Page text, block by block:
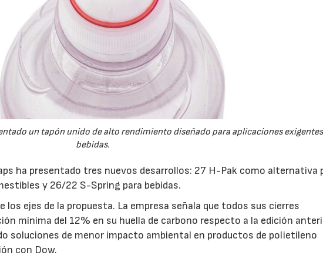
un tapón unido de alto rendimiento diseñado para aplicaciones
bebidas.
ha presentado tres nuevos desarrollos: 27 H-Pak como alternativa
y 26/22 S-Spring para bebidas.
ejes de la propuesta. La empresa señala que todos sus cierres
mínima del 12% en su huella de carbono respecto a la edición
soluciones de menor impacto ambiental en productos de polietileno
con Dow.